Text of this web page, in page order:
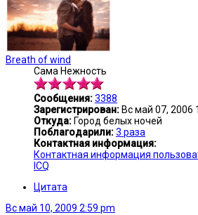
Breath of wind
Сама Нежность
Сообщения:3388
Зарегистрирован: Вс май 07, 2006
Откуда: Город белых ночей
Поблагодарили:3 раза
Контактная информация:
Контактная информация
ICQ
Цитата
Вс май 10, 2009 2:59 pm